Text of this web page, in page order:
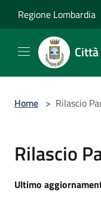
Regione Lombardia
Home > Rilascio
Rilascio
Ultimo